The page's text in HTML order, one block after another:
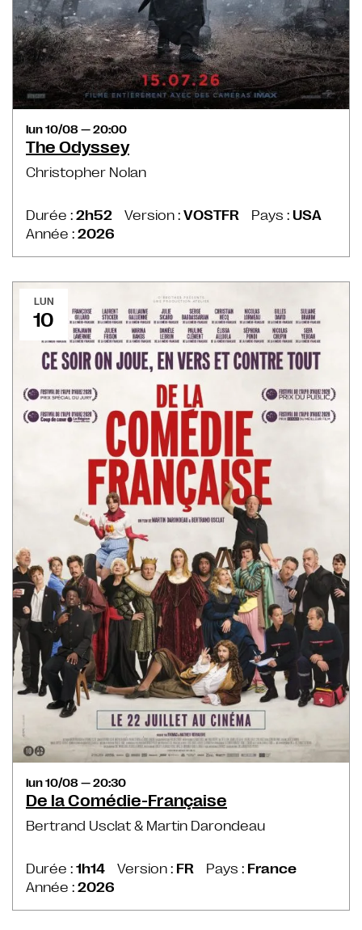
lun 10/08 — 20:00
The Odyssey
Christopher Nolan
Durée : 2h52 Version : VOSTFR Pays : USA
Année : 2026
LUN
10
lun 10/08 — 20:30
De la Comédie-Française
Bertrand Usclat & Martin Darondeau
Durée : 1h14 Version : FR Pays : France
Année : 2026